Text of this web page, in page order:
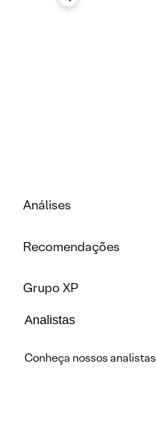
Análises
Recomendações
Grupo XP
Analistas
Conheça nossos analistas